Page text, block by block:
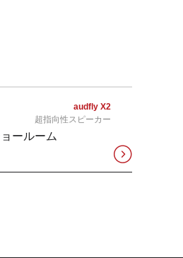
audfly X2
超指向性スピーカー
ールーム